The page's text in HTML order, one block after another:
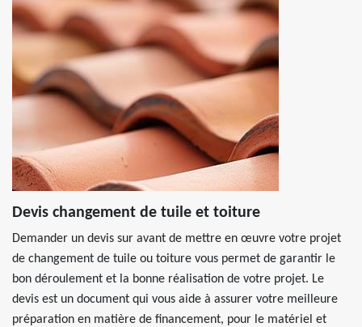
Devis changement de tuile et toiture
Demander un devis sur avant de mettre en œuvre votre projet
de changement de tuile ou toiture vous permet de garantir le
bon déroulement et la bonne réalisation de votre projet. Le
devis est un document qui vous aide à assurer votre meilleure
préparation en matière de financement, pour le matériel et